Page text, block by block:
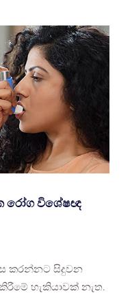
රෝග විශේෂඥ
කරන්නට සිදුවන
හැකියාවක් නැත.